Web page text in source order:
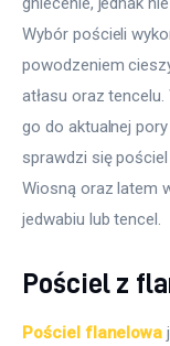
Wybór pościeli
powodzeniem
atłasu oraz
go do aktualnej
sprawdzi się
Wiosną oraz latem
jedwabiu lub tencel.
Pościel z
Pościel flanelowa